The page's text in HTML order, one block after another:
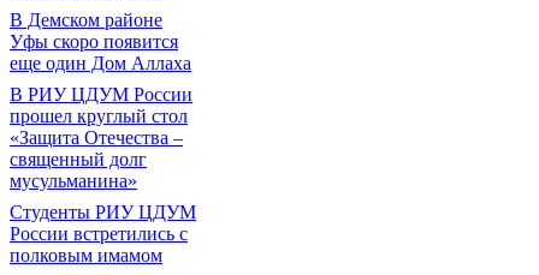
В Демском районе
Уфы скоро появится
еще один Дом Аллаха
В РИУ ЦДУМ России
прошел круглый стол
«Защита Отечества –
священный долг
мусульманина»
Студенты РИУ ЦДУМ
России встретились с
полковым имамом